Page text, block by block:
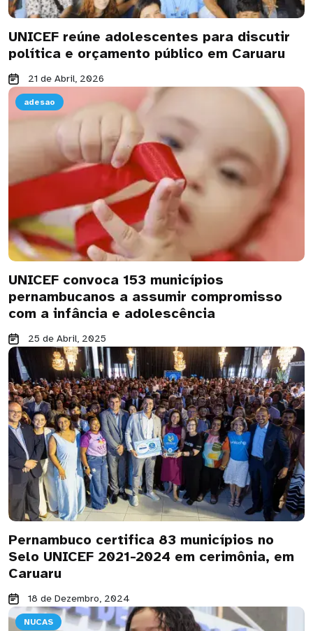
UNICEF reúne adolescentes para discutir
política e orçamento público em Caruaru
21 de Abril, 2026
adesao
UNICEF convoca 153 municípios
pernambucanos a assumir compromisso
com a infância e adolescência
25 de Abril, 2025
Pernambuco certifica 83 municípios no
Selo UNICEF 2021-2024 em cerimônia, em
Caruaru
18 de Dezembro, 2024
NUCAS